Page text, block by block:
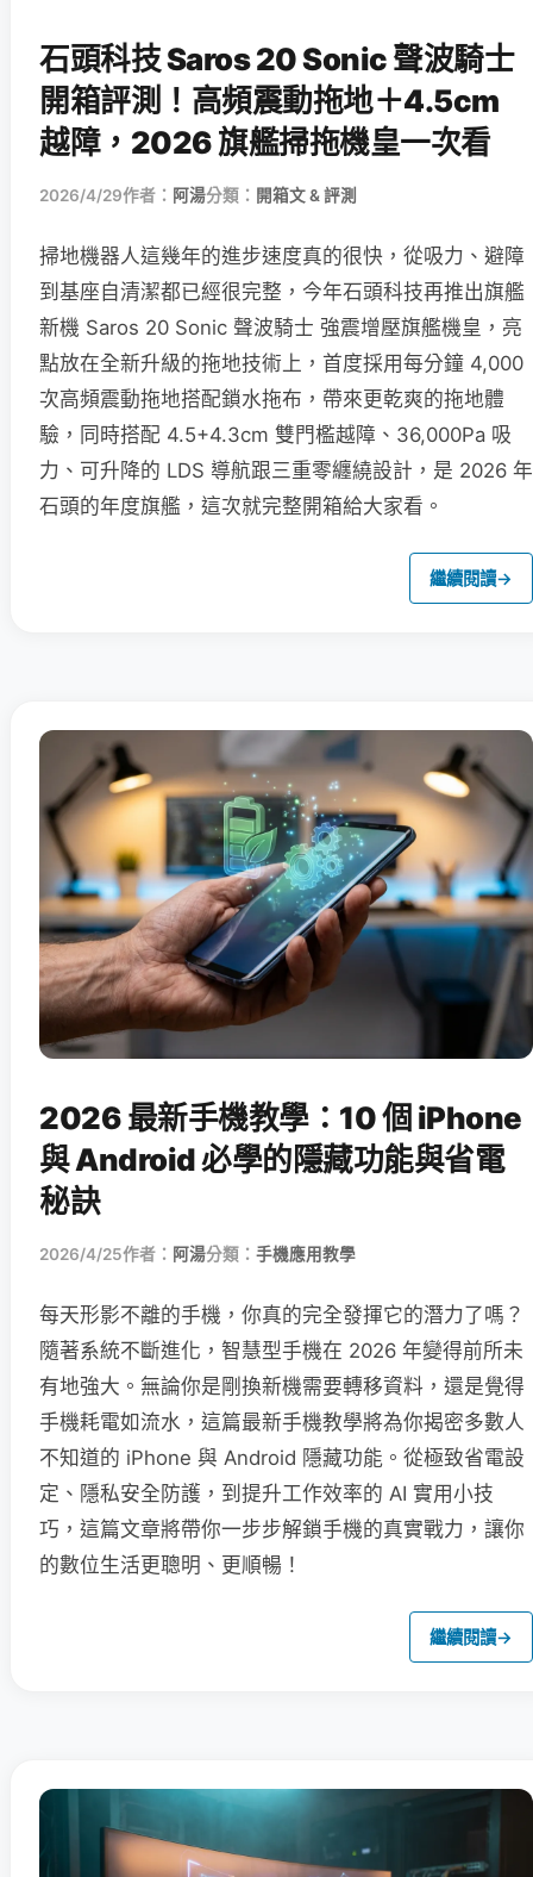
石頭科技 Saros 20 Sonic 聲波騎士
開箱評測！高頻震動拖地＋4.5cm
越障，2026 旗艦掃拖機皇一次看
2026/4/29作者： 阿湯分類： 開箱文 & 評測
掃地機器人這幾年的進步速度真的很快，從吸力、避障
到基座自清潔都已經很完整，今年石頭科技再推出旗艦
新機 Saros 20 Sonic 聲波騎士 強震增壓旗艦機皇，亮
點放在全新升級的拖地技術上，首度採用每分鐘 4,000
次高頻震動拖地搭配鎖水拖布，帶來更乾爽的拖地體
驗，同時搭配 4.5+4.3cm 雙門檻越障、36,000Pa 吸
力、可升降的 LDS 導航跟三重零纏繞設計，是 2026 年
石頭的年度旗艦，這次就完整開箱給大家看。
繼續閱讀→
2026 最新手機教學：10 個 iPhone
與 Android 必學的隱藏功能與省電
秘訣
2026/4/25作者： 阿湯分類： 手機應用教學
每天形影不離的手機，你真的完全發揮它的潛力了嗎？
隨著系統不斷進化，智慧型手機在 2026 年變得前所未
有地強大。無論你是剛換新機需要轉移資料，還是覺得
手機耗電如流水，這篇最新手機教學將為你揭密多數人
不知道的 iPhone 與 Android 隱藏功能。從極致省電設
定、隱私安全防護，到提升工作效率的 AI 實用小技
巧，這篇文章將帶你一步步解鎖手機的真實戰力，讓你
的數位生活更聰明、更順暢！
繼續閱讀→